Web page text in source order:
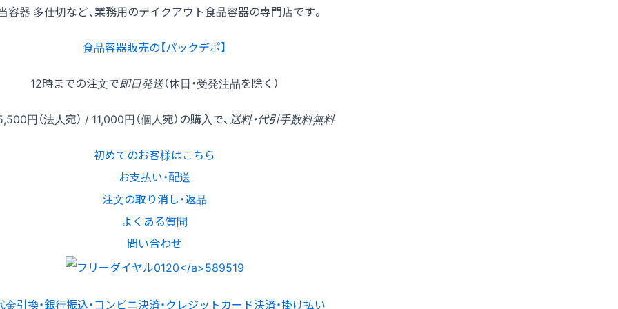
容器 多仕切など、業務用のテイクアウト食品容器の専門店です。
食品容器販売の【パックデポ】
12時までの注文で即日発送（休日・受発注品を除く）
円（法人宛） / 11,000円（個人宛）の購入で、 送料・代引手数料無料
初めてのお客様はこちら
お支払い・配送
注文の取り消し・返品
よくある質問
問い合わせ